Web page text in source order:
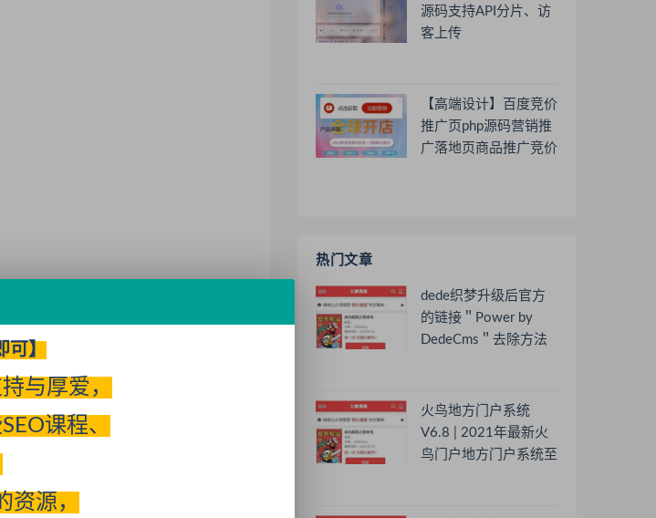
源码支持API分片、访
客上传
【高端设计】百度竞价
推广页php源码营销推
广落地页商品推广竞价
热门文章
dede织梦升级后官方
的链接＂Power by
DedeCms＂去除方法
火鸟地方门户系统
V6.8 | 2021年最新火
鸟门户地方门户系统至
】
与厚爱，
课程、
资源，